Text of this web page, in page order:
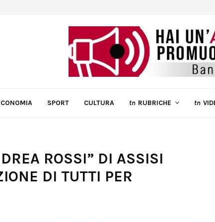
SPORT CULTURA tn RUBRICHE tn
ROSSI” DI ASSISI
DI TUTTI PER